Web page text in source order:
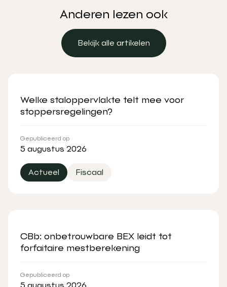
Anderen lezen ook
Bekijk alle artikelen
Welke staloppervlakte telt mee voor
stoppersregelingen?
Gepubliceerd op
5 augustus 2026
Actueel Fiscaal
CBb: onbetrouwbare BEX leidt tot
forfaitaire mestberekening
Gepubliceerd op
5 augustus 2026